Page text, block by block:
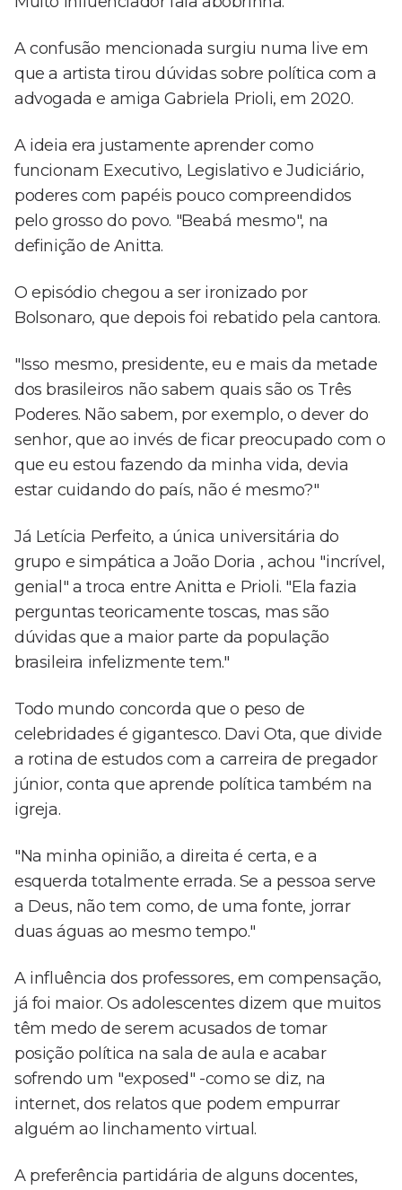
A confusão mencionada surgiu numa live em
que a artista tirou dúvidas sobre política com a
advogada e amiga Gabriela Prioli, em 2020.
A ideia era justamente aprender como
funcionam Executivo, Legislativo e Judiciário,
poderes com papéis pouco compreendidos
pelo grosso do povo. "Beabá mesmo", na
definição de Anitta.
O episódio chegou a ser ironizado por
Bolsonaro, que depois foi rebatido pela cantora.
"Isso mesmo, presidente, eu e mais da metade
dos brasileiros não sabem quais são os Três
Poderes. Não sabem, por exemplo, o dever do
senhor, que ao invés de ficar preocupado com o
que eu estou fazendo da minha vida, devia
estar cuidando do país, não é mesmo?"
Já Letícia Perfeito, a única universitária do
grupo e simpática a João Doria , achou "incrível,
genial" a troca entre Anitta e Prioli. "Ela fazia
perguntas teoricamente toscas, mas são
dúvidas que a maior parte da população
brasileira infelizmente tem."
Todo mundo concorda que o peso de
celebridades é gigantesco. Davi Ota, que divide
a rotina de estudos com a carreira de pregador
júnior, conta que aprende política também na
igreja.
"Na minha opinião, a direita é certa, e a
esquerda totalmente errada. Se a pessoa serve
a Deus, não tem como, de uma fonte, jorrar
duas águas ao mesmo tempo."
A influência dos professores, em compensação,
já foi maior. Os adolescentes dizem que muitos
têm medo de serem acusados de tomar
posição política na sala de aula e acabar
sofrendo um "exposed" -como se diz, na
internet, dos relatos que podem empurrar
alguém ao linchamento virtual.
A preferência partidária de alguns docentes,